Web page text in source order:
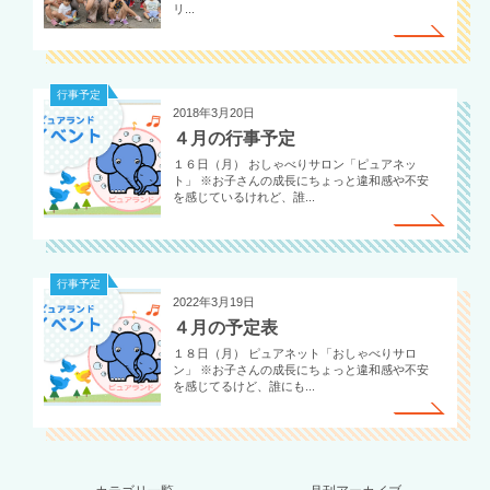
リ...
行事予定
2018年3月20日
４月の行事予定
１６日（月） おしゃべりサロン「ピュアネッ
ト」 ※お子さんの成長にちょっと違和感や不安
を感じているけれど、誰...
行事予定
2022年3月19日
４月の予定表
１８日（月） ピュアネット「おしゃべりサロ
ン」 ※お子さんの成長にちょっと違和感や不安
を感じてるけど、誰にも...